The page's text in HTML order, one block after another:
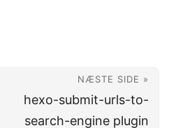
NÆSTE SIDE »
hexo-submit-urls-to-
search-engine plugin